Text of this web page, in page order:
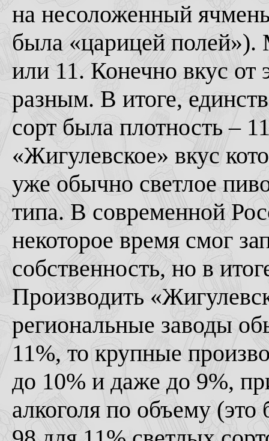
на несоложенный
была «царицей
или 11. Конечно вкус от
разным. В итоге,
сорт была плотность –
«Жигулевское» вкус
уже обычно светлое
типа. В современной
некоторое время смог
собственность, но в
Производить
региональные заводы
11%, то крупные
до 10% и даже до 9%,
алкоголя по объему